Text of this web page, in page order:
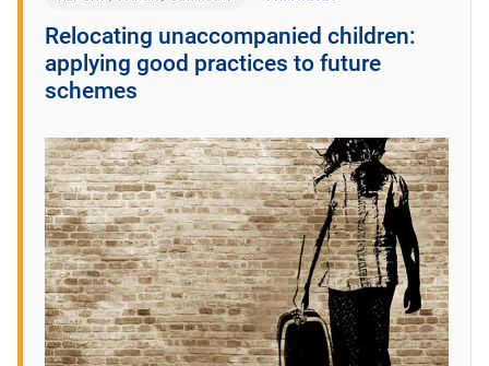
Relocating unaccompanied children:
applying good practices to future
schemes